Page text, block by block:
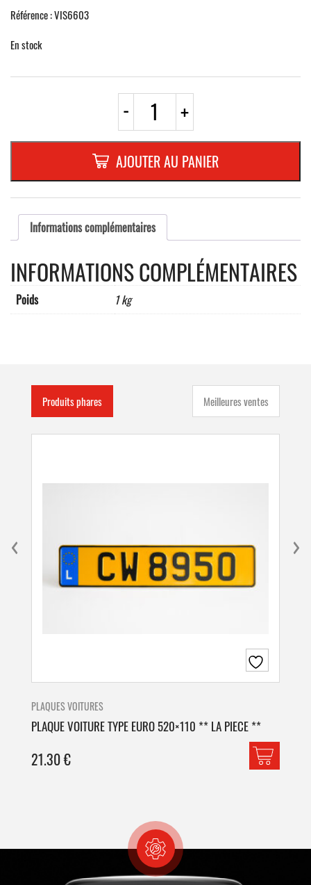
Référence : VIS6603
En stock
- quantité
BOUCLES
INOX
POUR
FEUILLARD
5/8"
+
AJOUTER AU PANIER
Informations complémentaires
INFORMATIONS COMPLÉMENTAIRES
Poids 1 kg
Produits phares Meilleures ventes
PLAQUES VOITURES
PLAQUE VOITURE TYPE EURO 520×110 ** LA PIECE **
21.30€